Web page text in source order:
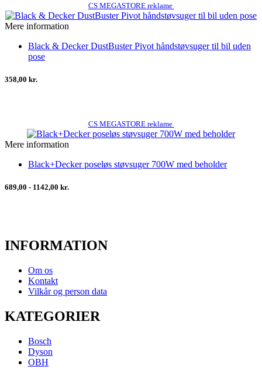
CS MEGASTORE reklame
Mere information
Black & Decker DustBuster Pivot håndstøvsuger til bil uden
pose
358,00 kr.
CS MEGASTORE reklame
Mere information
Black+Decker poseløs støvsuger 700W med beholder
689,00 - 1142,00 kr.
INFORMATION
Om os
Kontakt
Vilkår og person data
KATEGORIER
Bosch
Dyson
OBH